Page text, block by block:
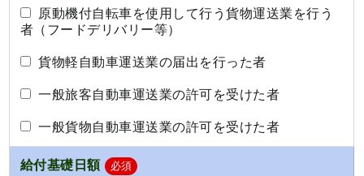
原動機付自転車を使用して行う貨物運送業を行う
者（フードデリバリー等）
貨物軽自動車運送業の届出を行った者
一般旅客自動車運送業の許可を受けた者
一般貨物自動車運送業の許可を受けた者
給付基礎日額 必須